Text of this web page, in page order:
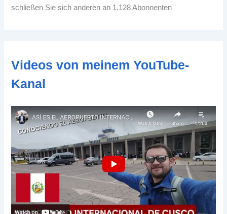
A
s
e
schließen Sie sich anderen an 1.128 Abonnenten
Videos von meinem YouTube-
Kanal